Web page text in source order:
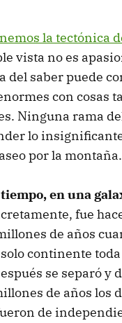
la tectónica
vista no es
del saber puede
con cosas
Ninguna rama
lo
por la montaña.
en una
fue
de años
continente
se separó y
de años los
de